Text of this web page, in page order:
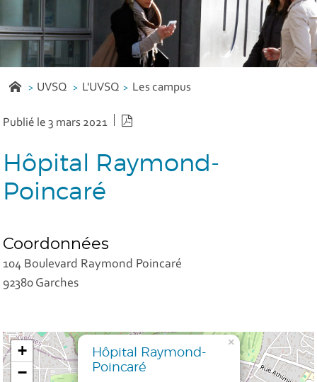
UVSQ L'UVSQ Les campus
Publié le 3 mars 2021
Hôpital Raymond-
Poincaré
Coordonnées
104 Boulevard Raymond Poincaré
92380 Garches
Hôpital Raymond-
Poincaré
×
+
−